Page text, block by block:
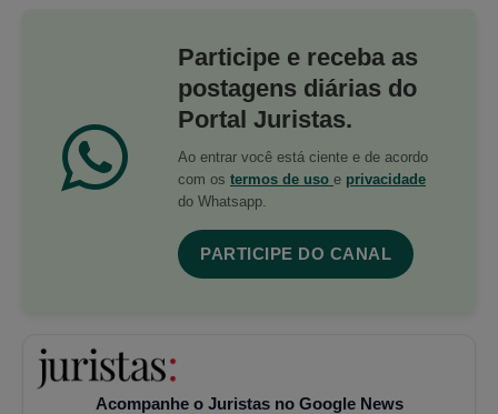
Participe e receba as
postagens diárias do
Portal Juristas.
Ao entrar você está ciente e de acordo
com os termos de uso e privacidade
do Whatsapp.
PARTICIPE DO CANAL
Acompanhe o Juristas no Google News